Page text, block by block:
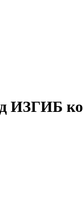
ИЗГИБ